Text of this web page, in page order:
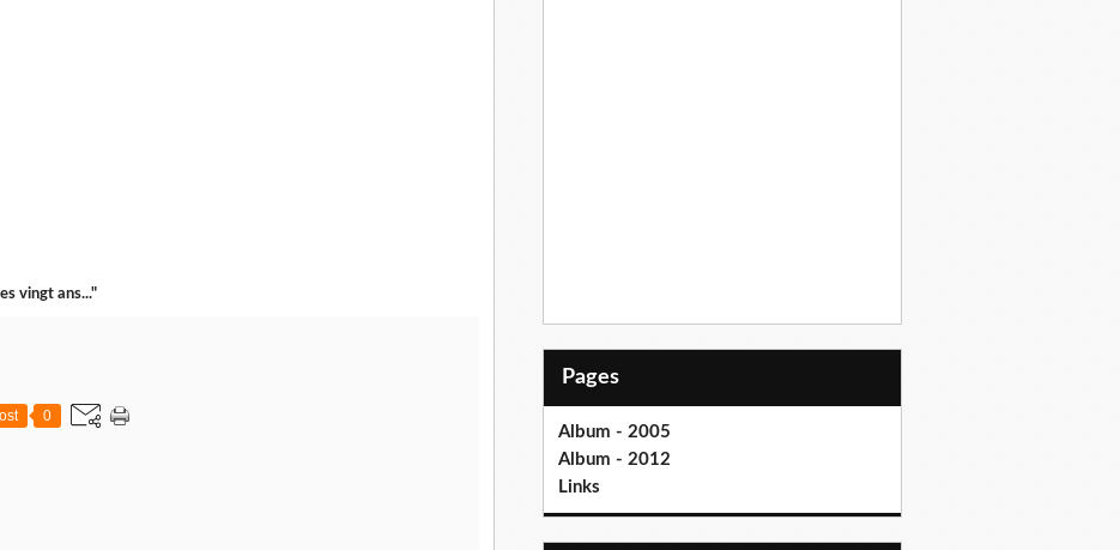
vingt ans..."
0
Pages
Album - 2005
Album - 2012
Links